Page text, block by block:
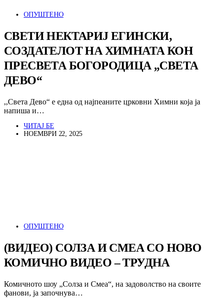
ОПУШТЕНО
СВЕТИ НЕКТАРИЈ ЕГИНСКИ,
СОЗДАТЕЛОТ НА ХИМНАТА КОН
ПРЕСВЕТА БОГОРОДИЦА „СВЕТА
ДЕВО“
,,Света Дево“ е една од најпеаните црковни Химни која ја
напиша и…
ЧИТАЈ БЕ
НОЕМВРИ 22, 2025
ОПУШТЕНО
(ВИДЕО) СОЛЗА И СМЕА СО НОВО
КОМИЧНО ВИДЕО – ТРУДНА
Комичното шоу „Солза и Смеа“, на задоволство на своите
фанови, ја започнува…